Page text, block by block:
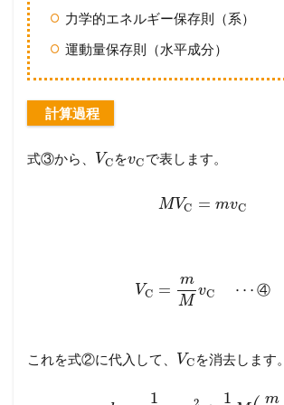
力学的エネルギー保存則（系）
運動量保存則（水平成分）
計算過程
式③から、 VC をvC で表します。
M VC = mvC
VC =
m
M
vC ⋯ ④
これを式②に代入して、 VC を消去します。
1 1 m